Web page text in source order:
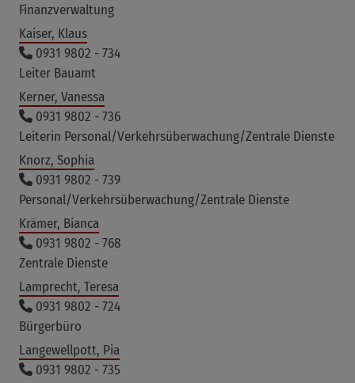
Finanzverwaltung
Kaiser, Klaus
0931 9802 - 734
Leiter Bauamt
Kerner, Vanessa
0931 9802 - 736
Leiterin Personal/Verkehrsüberwachung/Zentrale Dienste
Knorz, Sophia
0931 9802 - 739
Personal/Verkehrsüberwachung/Zentrale Dienste
Krämer, Bianca
0931 9802 - 768
Zentrale Dienste
Lamprecht, Teresa
0931 9802 - 724
Bürgerbüro
Langewellpott, Pia
0931 9802 - 735